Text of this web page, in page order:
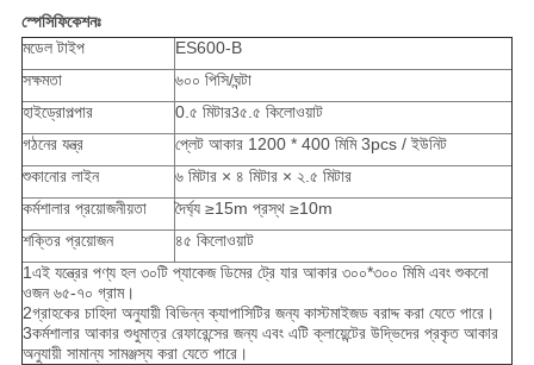
স্পেসিফিকেশনঃ
মডেল টাইপ
ES600-B
সক্ষমতা
৬০০ পিসি/ঘন্টা
হাইড্রোপল্পার
0.৫ মিটার3৫.৫ কিলোওয়াট
গঠনের যন্ত্র
প্লেট আকার 1200 * 400 মিমি 3pcs / ইউনিট
শুকানোর লাইন
৬ মিটার × ৪ মিটার × ২.৫ মিটার
কর্মশালার প্রয়োজনীয়তা
দৈর্ঘ্য ≥15m প্রস্থ ≥10m
শক্তির প্রয়োজন
৪৫ কিলোওয়াট
1এই যন্ত্রের পণ্য হল ৩০টি প্যাকেজ ডিমের ট্রে যার আকার ৩০০*৩০০ মিমি এবং শুকনো
ওজন ৬৫-৭০ গ্রাম।
2গ্রাহকের চাহিদা অনুযায়ী বিভিন্ন ক্যাপাসিটির জন্য কাস্টমাইজড বরাদ্দ করা যেতে পারে।
3কর্মশালার আকার শুধুমাত্র রেফারেন্সের জন্য এবং এটি ক্লায়েন্টের উদ্ভিদের প্রকৃত আকার
অনুযায়ী সামান্য সামঞ্জস্য করা যেতে পারে।